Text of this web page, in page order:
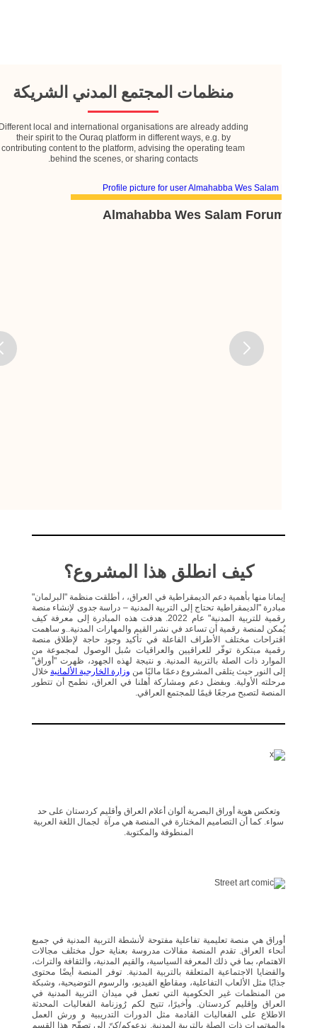
منظمات المجتمع المدني الشريكة
local and international organisations are already adding
their spirit to the Ouraq platform in different ways, e.g. by
contributing content to the platform, advising the operating team
behind the scenes, or sharing contacts.
Almahabba Wes Salam Forum
كيف انطلق هذا المشروع؟
إيمانا منها بأهمية دعم الديمقراطية في العراق، ، أطلقت منظمة "البرلمان"
مبادرة "الديمقراطية تحتاج إلى التربية المدنية – دراسة جدوى لإنشاء منصة
رقمية للتربية المدنية" عام 2022. هدفت هذه المبادرة إلى معرفة كيف
يُمكن لمنصة رقمية أن تساعد في نشر القيم والمهارات المدنية..و ساهمت
اقتراحات مختلف الأطراف الفاعلة في تأكيد وجود حاجة لإطلاق منصة
رقمية مبتكرة توفّر للعراقيين والعراقيات سُبل الوصول لمجموعة من
الموارد ذات الصلة بالتربية المدنية. و نتيجة لهذه الجهود، ظهرت "أوراق"
إلى النور حيث يتلقى المشروع دعمًا ماليًا من وزارة الخارجية الألمانية خلال
مرحلته الأولية. وبفضل دعم ومشاركة أهلنا في العراق، نطمح أن تتطور
المنصة لتصبح مرجعًا قيمًا للمجتمع العراقي.
وتعكس هوية أوراق البصرية ألوان أعلام العراق وأقليم كردستان على حد
سواء. كما أن التصاميم المختارة في المنصة هي مرآة لجمال اللغة العربية
المنطوقة والمكتوبة.
أوراق هي منصة تعليمية تفاعلية مفتوحة لأنشطة التربية المدنية في جميع
أنحاء العراق. تقدم المنصة مقالات مدروسة بعناية حول مختلف مجالات
الاهتمام، بما في ذلك المعرفة السياسية، والقيم المدنية، والثقافة والتراث،
والقضايا الاجتماعية المتعلقة بالتربية المدنية. توفر المنصة أيضًا محتوى
جذابًا مثل الألعاب التفاعلية، ومقاطع الفيديو، والرسوم التوضيحية، وشبكة
من المنظمات غير الحكومية التي تعمل في ميدان التربية المدنية في
العراق وإقليم كردستان. وأخيرًا، تتيح لكم رُوزنامة الفعاليات المحدثة
الاطلاع على الفعاليات القادمة مثل الدورات التدريبية و ورش العمل
والمؤتمرات ذات الصلة بالتربية المدنية. ندعوكم/كنّ إلى تصفّح هذا القسم